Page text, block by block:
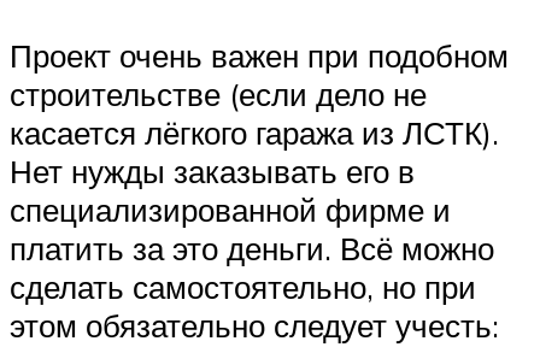
Проект очень важен при подобном
строительстве (если дело не
касается лёгкого гаража из ЛСТК).
Нет нужды заказывать его в
специализированной фирме и
платить за это деньги. Всё можно
сделать самостоятельно, но при
этом обязательно следует учесть: